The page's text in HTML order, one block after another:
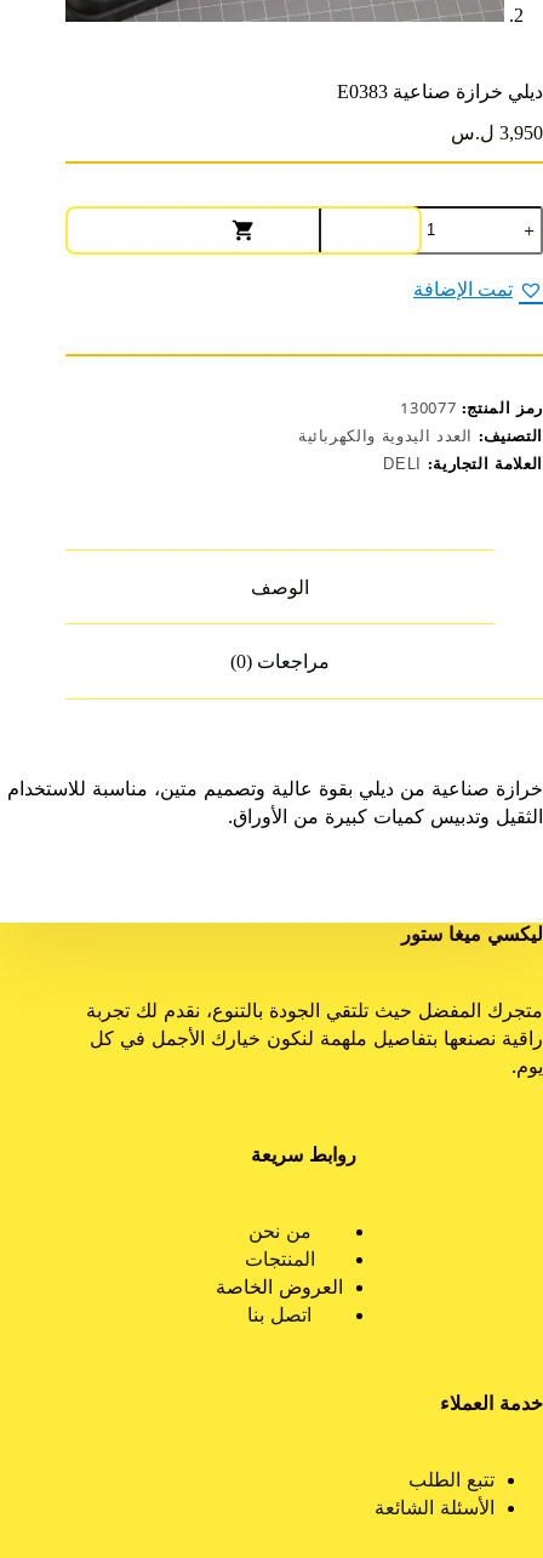
ديلي خرازة صناعية E0383
3,950 ل.س
كمية
ديلي
خرازة
صناعية
E0383
تمت الإضافة
رمز المنتج: 130077
التصنيف: العدد اليدوية والكهربائية
العلامة التجارية: DELI
الوصف
مراجعات (0)
خرازة صناعية من ديلي بقوة عالية وتصميم متين، مناسبة للاستخدام
الثقيل وتدبيس كميات كبيرة من الأوراق.
ليكسي ميغا ستور
متجرك المفضل حيث تلتقي الجودة بالتنوع، نقدم لك تجربة
راقية نصنعها بتفاصيل ملهمة لنكون خيارك الأجمل في كل
يوم.
روابط سريعة
من نحن
المنتجات
العروض الخاصة
اتصل بنا
خدمة العملاء
تتبع الطلب
الأسئلة الشائعة